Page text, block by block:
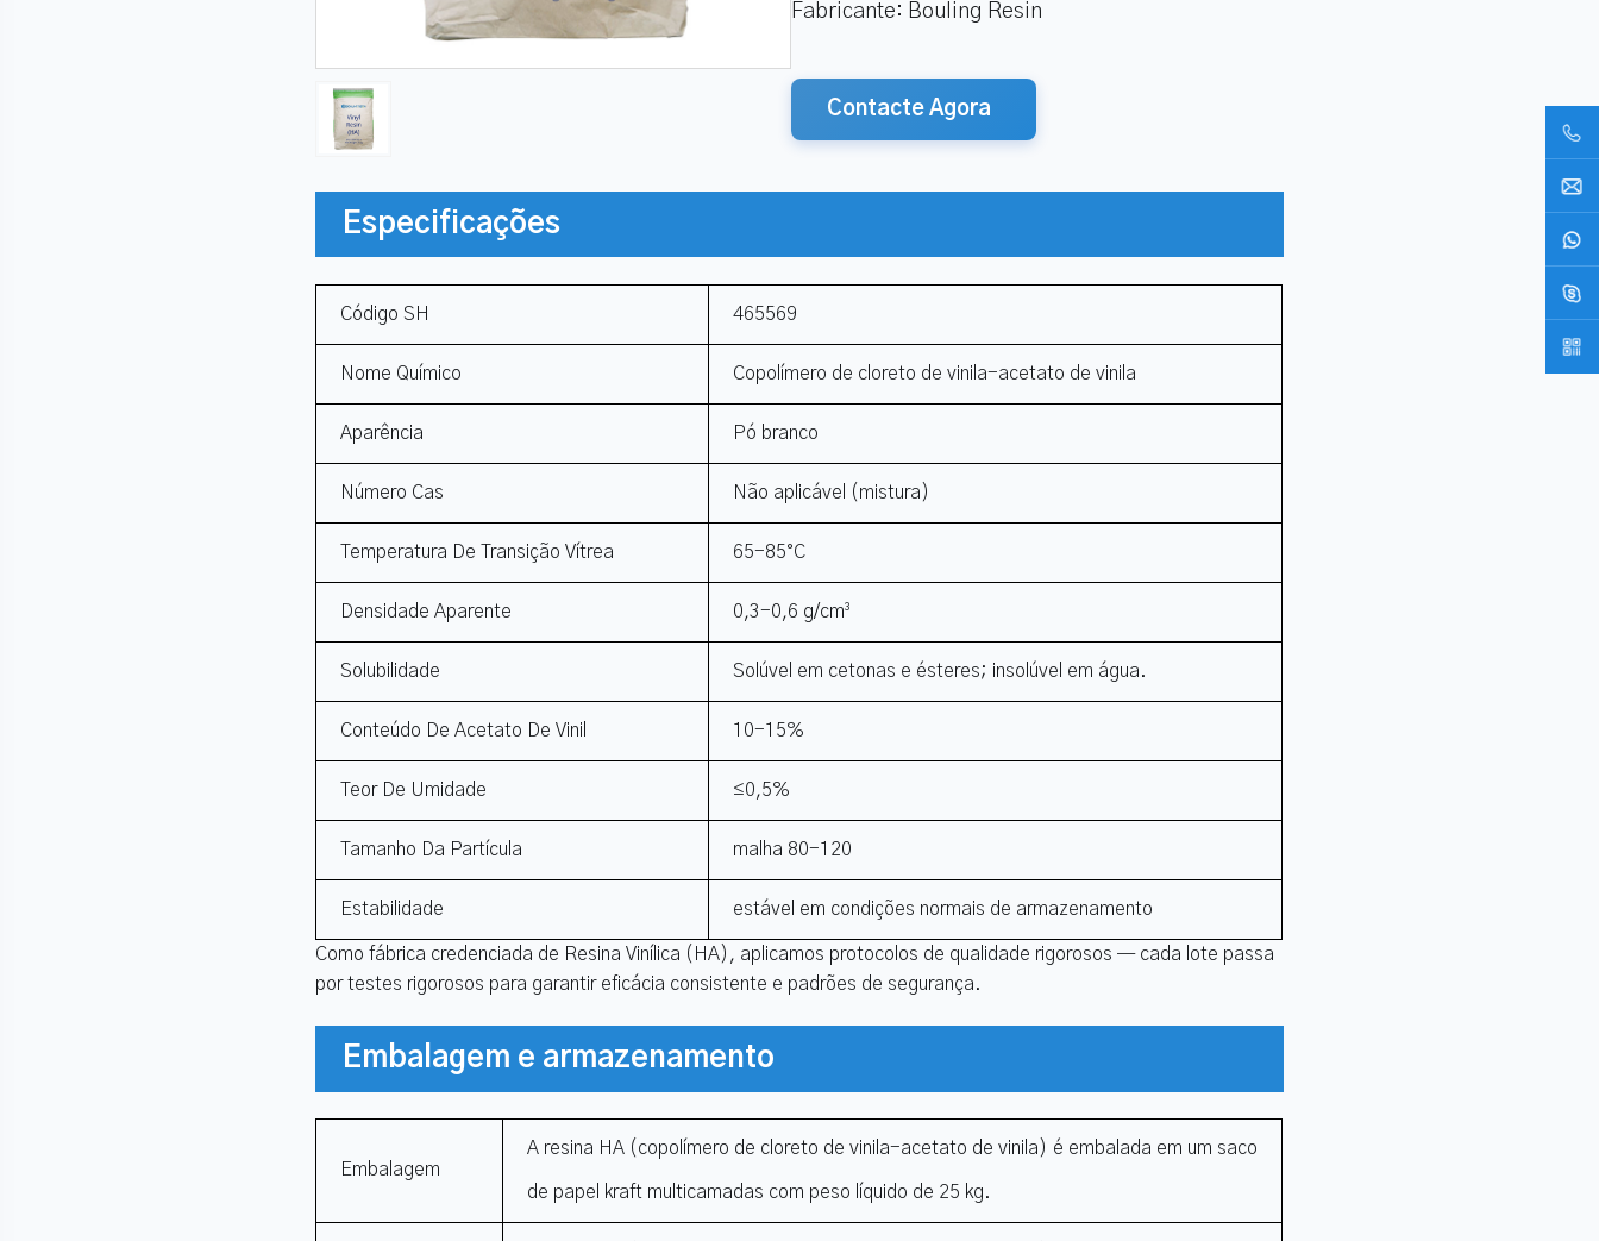
Fabricante: Bouling Resin
Contacte Agora
Especificações
Código SH 465569
Nome Químico Copolímero de cloreto de vinila-acetato de vinila
Aparência Pó branco
Número Cas Não aplicável (mistura)
Temperatura De Transição Vítrea 65-85°C
Densidade Aparente 0,3-0,6 g/cm³
Solubilidade Solúvel em cetonas e ésteres; insolúvel em água.
Conteúdo De Acetato De Vinil 10-15%
Teor De Umidade ≤0,5%
Tamanho Da Partícula malha 80-120
Estabilidade estável em condições normais de armazenamento
Como fábrica credenciada de Resina Vinílica (HA), aplicamos protocolos de qualidade rigorosos — cada lote passa
por testes rigorosos para garantir eficácia consistente e padrões de segurança.
Embalagem e armazenamento
Embalagem
A resina HA (copolímero de cloreto de vinila-acetato de vinila) é embalada em um saco
de papel kraft multicamadas com peso líquido de 25 kg.